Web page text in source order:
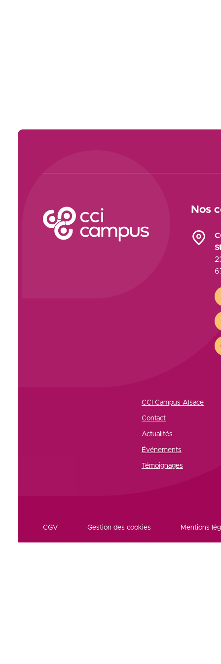
CCI Campus La formation qui vous ressemble Nos
CCI Campus Alsace
Contact
Actualités
Événements
Témoignages
CGV Gestion des cookies Mentions